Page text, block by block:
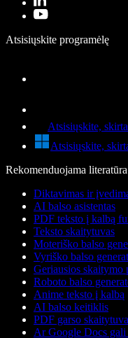
Atsisiųskite programėlę
Atsisiųskite,
Atsisiųskite,
Rekomenduojama literatūra
Diktavimas ir
AI balso asistentas
PDF teksto į kalbą
Teksto skaitytuvas
Moteriško balso
Vyriško balso
Geriausios skaitymo
Roboto balso
Anime teksto į kalbą
AI balso keitiklis
PDF garso
Ar Google Docs gali